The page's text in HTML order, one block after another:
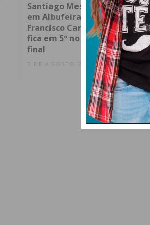
Santiago Mesa vence
em Albufeira e
Francisco Campos
fica em 5º no sprint
final
7 DE AGOSTO 2026
FC
vai
7 DE